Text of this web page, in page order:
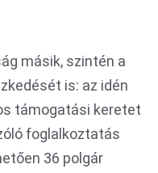
másik, szintén a
is: az idén
támogatási keretet
foglalkoztatás
36 polgár